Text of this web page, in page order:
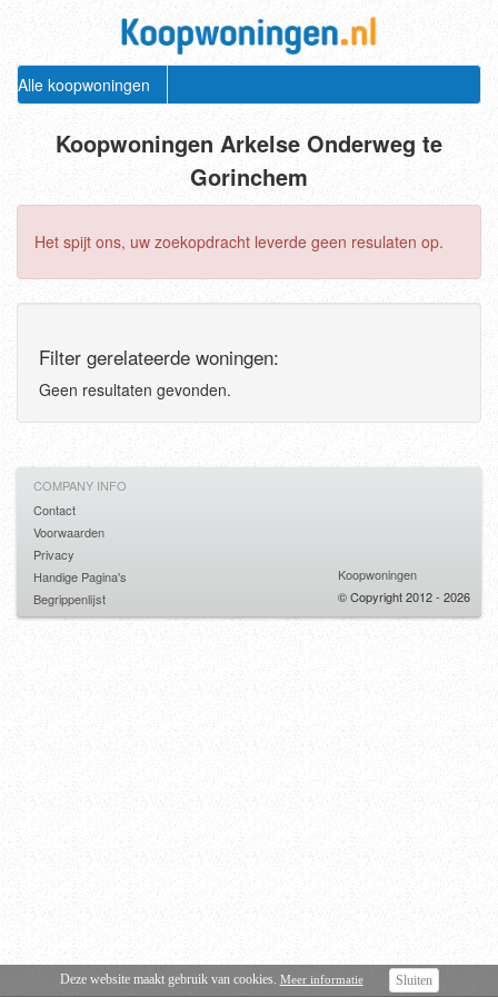
Alle koopwoningen
Koopwoningen Arkelse Onderweg te
Gorinchem
Het spijt ons, uw zoekopdracht leverde geen resulaten op.
Filter gerelateerde woningen:
Geen resultaten gevonden.
Deze website maakt gebruik van cookies. Meer informatie Sluiten
COMPANY INFO
Contact
Voorwaarden
Privacy
Handige Pagina's
Begrippenlijst
Koopwoningen
© Copyright 2012 - 2026